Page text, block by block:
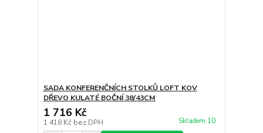
SADA KONFERENČNÍCH STOLKŮ LOFT KOV
DŘEVO KULATÉ BOČNÍ 38/43CM
1 716 Kč
1 418 Kč bez DPH Skladem 10